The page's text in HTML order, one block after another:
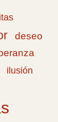
deseo
ilusión